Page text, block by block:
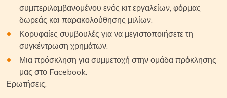
συμπεριλαμβανομένου ενός κιτ εργαλείων, φόρμας
δωρεάς και παρακολούθησης μιλίων.
Κορυφαίες συμβουλές για να μεγιστοποιήσετε τη
συγκέντρωση χρημάτων.
Μια πρόσκληση για συμμετοχή στην ομάδα πρόκλησης
μας στο Facebook.
Ερωτήσεις;